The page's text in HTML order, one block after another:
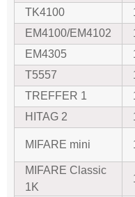
TK4100
EM4100/EM4102
EM4305
T5557
TREFFER 1
HITAG 2
MIFARE mini
MIFARE Classic
1K